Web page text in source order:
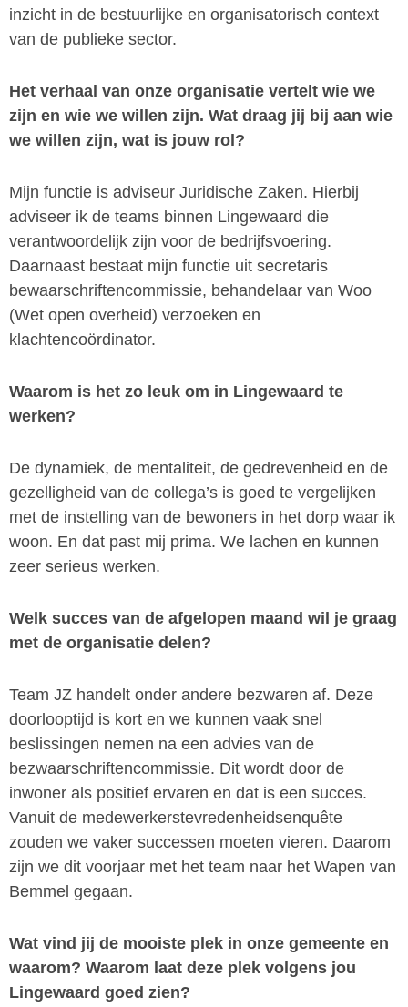
inzicht in de bestuurlijke en organisatorisch context
van de publieke sector.
Het verhaal van onze organisatie vertelt wie we
zijn en wie we willen zijn. Wat draag jij bij aan wie
we willen zijn, wat is jouw rol?
Mijn functie is adviseur Juridische Zaken. Hierbij
adviseer ik de teams binnen Lingewaard die
verantwoordelijk zijn voor de bedrijfsvoering.
Daarnaast bestaat mijn functie uit secretaris
bewaarschriftencommissie, behandelaar van Woo
(Wet open overheid) verzoeken en
klachtencoördinator.
Waarom is het zo leuk om in Lingewaard te
werken?
De dynamiek, de mentaliteit, de gedrevenheid en de
gezelligheid van de collega’s is goed te vergelijken
met de instelling van de bewoners in het dorp waar ik
woon. En dat past mij prima. We lachen en kunnen
zeer serieus werken.
Welk succes van de afgelopen maand wil je graag
met de organisatie delen?
Team JZ handelt onder andere bezwaren af. Deze
doorlooptijd is kort en we kunnen vaak snel
beslissingen nemen na een advies van de
bezwaarschriftencommissie. Dit wordt door de
inwoner als positief ervaren en dat is een succes.
Vanuit de medewerkerstevredenheidsenquête
zouden we vaker successen moeten vieren. Daarom
zijn we dit voorjaar met het team naar het Wapen van
Bemmel gegaan.
Wat vind jij de mooiste plek in onze gemeente en
waarom? Waarom laat deze plek volgens jou
Lingewaard goed zien?